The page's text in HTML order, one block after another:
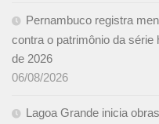
Pernambuco registra
contra o patrimônio da
de 2026
06/08/2026
Lagoa Grande inicia